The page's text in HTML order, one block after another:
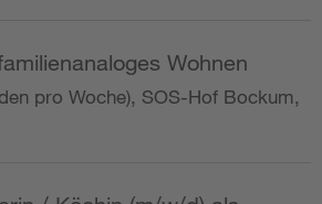
Wohnen
pro Woche), SOS-Hof Bockum,